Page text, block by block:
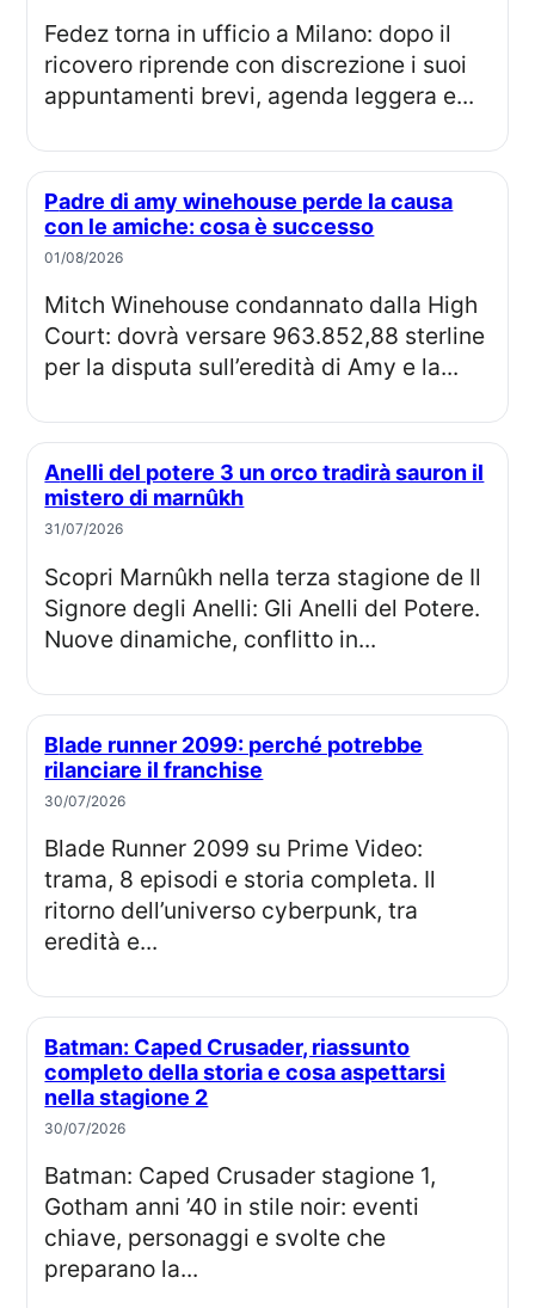
Fedez torna in ufficio a Milano: dopo il
ricovero riprende con discrezione i suoi
appuntamenti brevi, agenda leggera e...
Padre di amy winehouse perde la causa
con le amiche: cosa è successo
01/08/2026
Mitch Winehouse condannato dalla High
Court: dovrà versare 963.852,88 sterline
per la disputa sull’eredità di Amy e la...
Anelli del potere 3 un orco tradirà sauron il
mistero di marnûkh
31/07/2026
Scopri Marnûkh nella terza stagione de Il
Signore degli Anelli: Gli Anelli del Potere.
Nuove dinamiche, conflitto in...
Blade runner 2099: perché potrebbe
rilanciare il franchise
30/07/2026
Blade Runner 2099 su Prime Video:
trama, 8 episodi e storia completa. Il
ritorno dell’universo cyberpunk, tra
eredità e...
Batman: Caped Crusader, riassunto
completo della storia e cosa aspettarsi
nella stagione 2
30/07/2026
Batman: Caped Crusader stagione 1,
Gotham anni ’40 in stile noir: eventi
chiave, personaggi e svolte che
preparano la...